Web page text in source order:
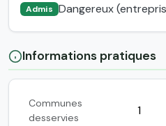
Admis Dangereux
Informations pratiques
Communes
desservies
1